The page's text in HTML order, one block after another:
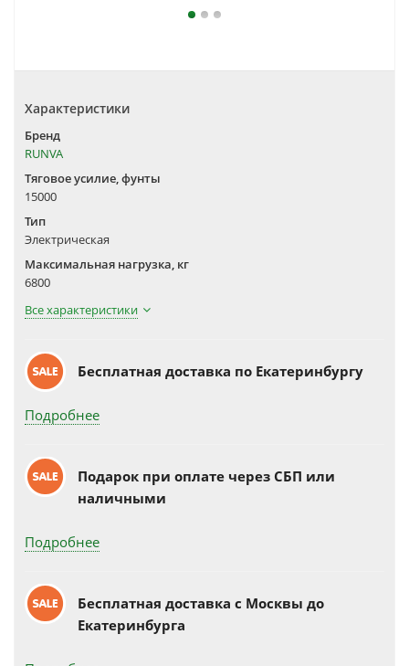
Характеристики
Бренд
RUNVA
Тяговое усилие, фунты
15000
Тип
Электрическая
Максимальная нагрузка, кг
6800
Все характеристики
Бесплатная доставка по Екатеринбургу
Подробнее
Подарок при оплате через СБП или
наличными
Подробнее
Бесплатная доставка c Москвы до
Екатеринбурга